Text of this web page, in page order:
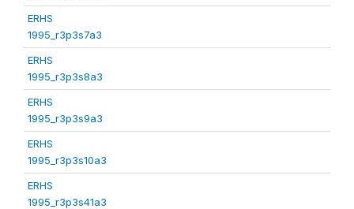
ERHS
1995_r3p3s7a3
ERHS
1995_r3p3s8a3
ERHS
1995_r3p3s9a3
ERHS
1995_r3p3s10a3
ERHS
1995_r3p3s41a3